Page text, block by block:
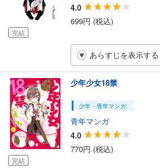
完結
4.0
699円 (税込)
あらすじを表示する
完結
少年少女18禁
少年・青年マンガ
青年マンガ
4.0
770円 (税込)